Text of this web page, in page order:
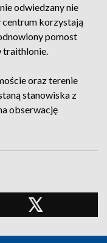
odwiedzany nie
korzystają
pomost
traithlonie.
oraz terenie
stanowiska z
obserwację